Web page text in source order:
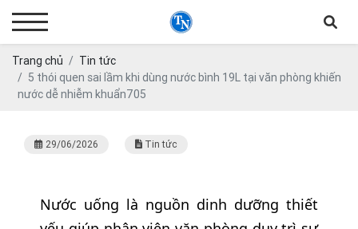
Trang chủ
Tin tức
5 thói quen sai lầm khi dùng nước bình 19L tại văn phòng khiến
nước dễ nhiễm khuẩn705
29/06/2026 Tin tức
Nước uống là nguồn dinh dưỡng thiết